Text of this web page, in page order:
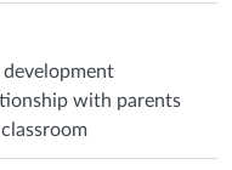
development
with parents